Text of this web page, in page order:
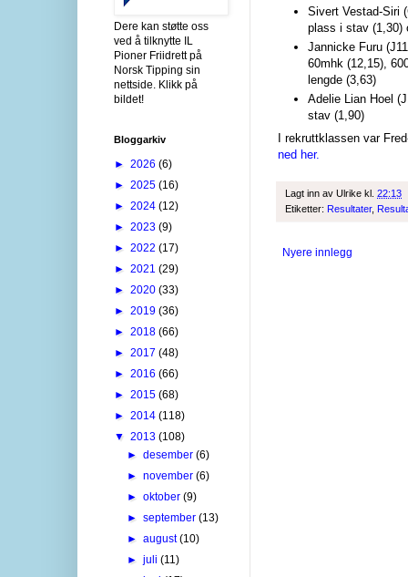
Sivert Vestad-Siri
plass i stav (1,30)
Jannicke Furu
60mhk (12,15),
lengde (3,63)
Adelie Lian Hoel
stav (1,90)
I rekruttklassen var
ned her.
Lagt inn av Ulrike kl. 22:13
Etiketter: Resultater,
Nyere innlegg
Dere kan støtte oss
ved å tilknytte IL
Pioner Friidrett på
Norsk Tipping sin
nettside. Klikk på
bildet!
Bloggarkiv
► 2026 (6)
► 2025 (16)
► 2024 (12)
► 2023 (9)
► 2022 (17)
► 2021 (29)
► 2020 (33)
► 2019 (36)
► 2018 (66)
► 2017 (48)
► 2016 (66)
► 2015 (68)
► 2014 (118)
▼ 2013 (108)
►desember(6)
►november(6)
►oktober(9)
►september(13)
►august(10)
►juli(11)